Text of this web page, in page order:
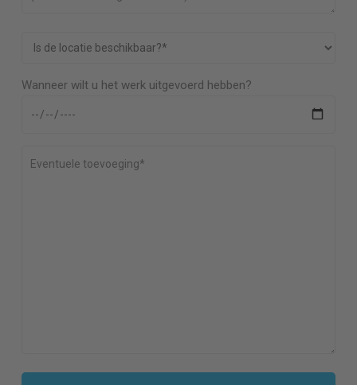
Wanneer wilt u het werk uitgevoerd hebben?